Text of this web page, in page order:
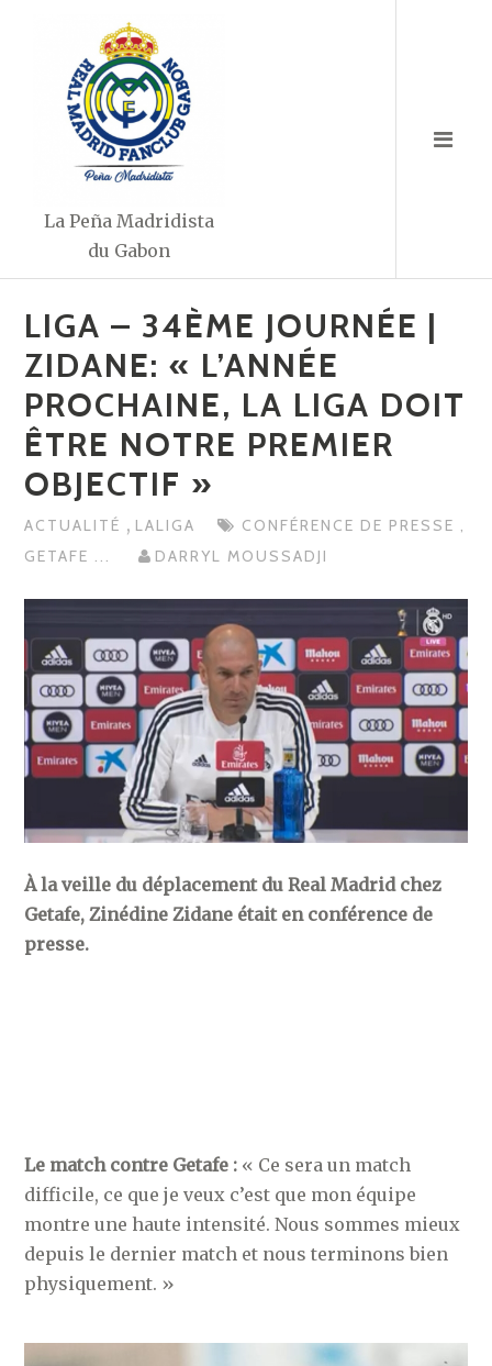
La Peña Madridista
du Gabon
LIGA – 34ÈME JOURNÉE |
ZIDANE: « L’ANNÉE
PROCHAINE, LA LIGA DOIT
ÊTRE NOTRE PREMIER
OBJECTIF »
ACTUALITÉ , LALIGA CONFÉRENCE DE PRESSE ,
GETAFE ... DARRYL MOUSSADJI
À la veille du déplacement du Real Madrid chez
Getafe, Zinédine Zidane était en conférence de
presse.
Le match contre Getafe : « Ce sera un match
difficile, ce que je veux c’est que mon équipe
montre une haute intensité. Nous sommes mieux
depuis le dernier match et nous terminons bien
physiquement. »